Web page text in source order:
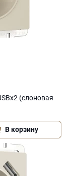
(слоновая
В корзину